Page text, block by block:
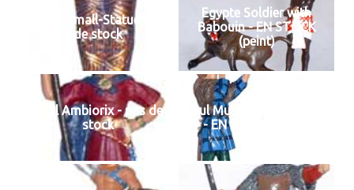
Egypte Small-Statue - pas
de stock
Egypte Soldier with
Babouin - EN STOCK
(peint)
Gaul Ambiorix - pas de
stock
Gaul Musician with carnix
- EN STOCK (peint)